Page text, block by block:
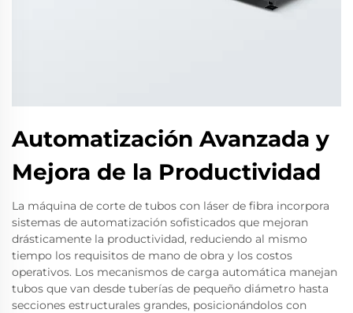
Automatización Avanzada y
Mejora de la Productividad
La máquina de corte de tubos con láser de fibra incorpora
sistemas de automatización sofisticados que mejoran
drásticamente la productividad, reduciendo al mismo
tiempo los requisitos de mano de obra y los costos
operativos. Los mecanismos de carga automática manejan
tubos que van desde tuberías de pequeño diámetro hasta
secciones estructurales grandes, posicionándolos con